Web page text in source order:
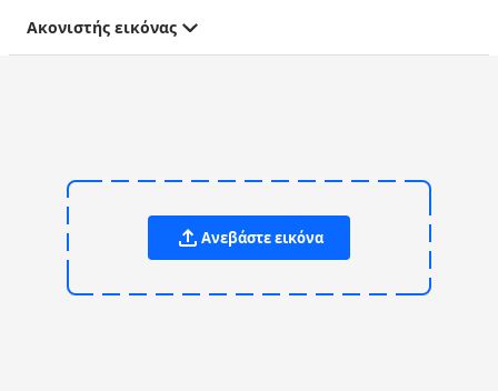
Ακονιστής εικόνας
Ανεβάστε εικόνα